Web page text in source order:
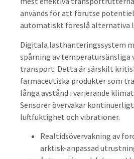
används för att förutse
automatiskt föreslå alternativa
Digitala lasthanteringssystem
spårning av temperatursänsliga
transport. Detta är särskilt
farmaceutiska produkter som
långa avstånd i varierande
Sensorer övervakar
luftfuktighet och vibrationer.
Realtidsövervakning av
arktisk-anpassad